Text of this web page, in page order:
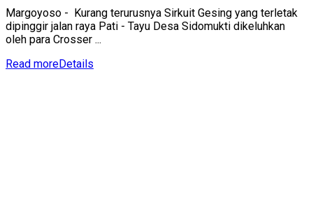
Margoyoso - Kurang terurusnya Sirkuit Gesing yang terletak
dipinggir jalan raya Pati - Tayu Desa Sidomukti dikeluhkan
oleh para Crosser ...
Read moreDetails